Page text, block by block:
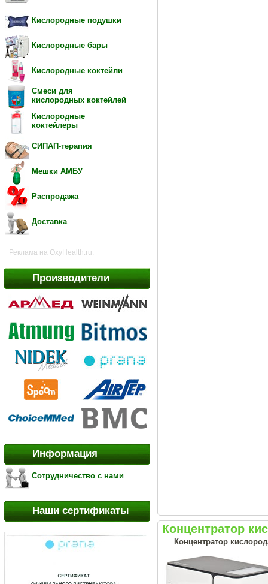
Кислородные подушки
Кислородные бары
Кислородные коктейли
Смеси для
кислородных коктейлей
Кислородные
коктейлеры
СИПАП-терапия
Мешки АМБУ
Распродажа
Доставка
Реклама на OxyHealth.ru:
Производители
Информация
Сотрудничество с нами
Наши сертификаты
Концентратор
Концентратор